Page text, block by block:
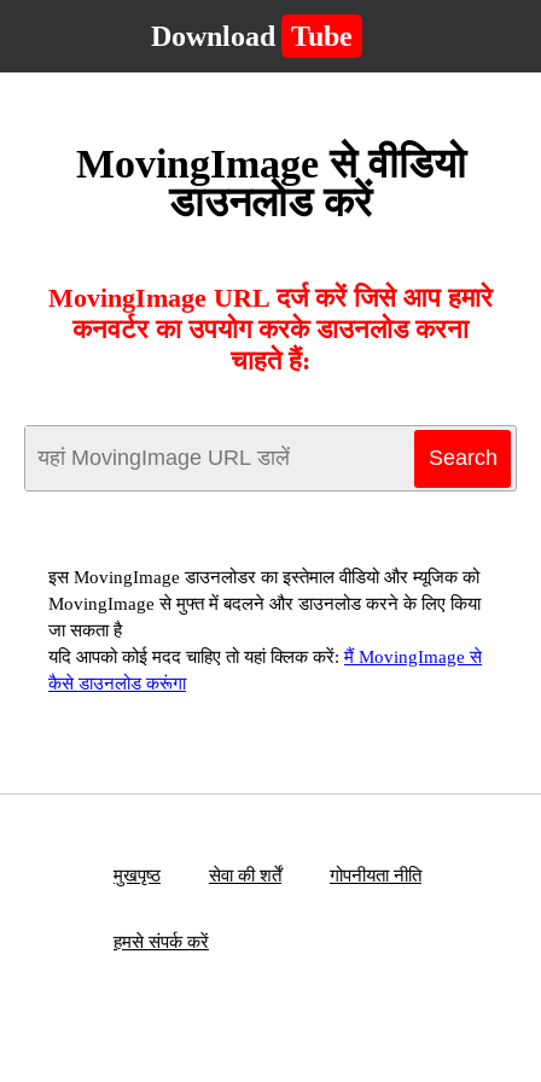
Download Tube
MovingImage से वीडियो
डाउनलोड करें
MovingImage URL दर्ज करें जिसे आप हमारे
कनवर्टर का उपयोग करके डाउनलोड करना
चाहते हैं:
इस MovingImage डाउनलोडर का इस्तेमाल वीडियो और म्यूजिक को
MovingImage से मुफ्त में बदलने और डाउनलोड करने के लिए किया
जा सकता है
यदि आपको कोई मदद चाहिए तो यहां क्लिक करें:मैं MovingImage से
कैसे डाउनलोड करूंगा
मुखपृष्ठ सेवा की शर्तें गोपनीयता नीति
हमसे संपर्क करें